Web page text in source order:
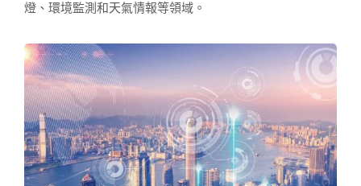
燈、環境監測和天氣情報等領域。